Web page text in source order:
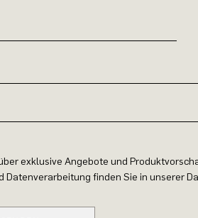
exklusive Angebote und
Datenverarbeitung finden Sie in unserer